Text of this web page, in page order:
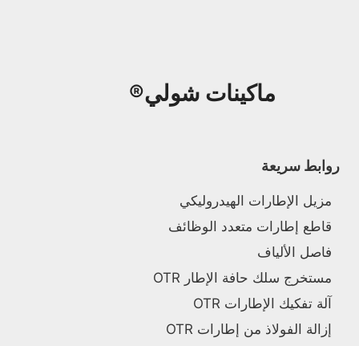
ماكينات شولي®
روابط سريعة
مزيل الإطارات الهيدروليكي
قاطع إطارات متعدد الوظائف
فاصل الألياف
مستخرج سلك حافة الإطار OTR
آلة تفكيك الإطارات OTR
إزالة الفولاذ من إطارات OTR